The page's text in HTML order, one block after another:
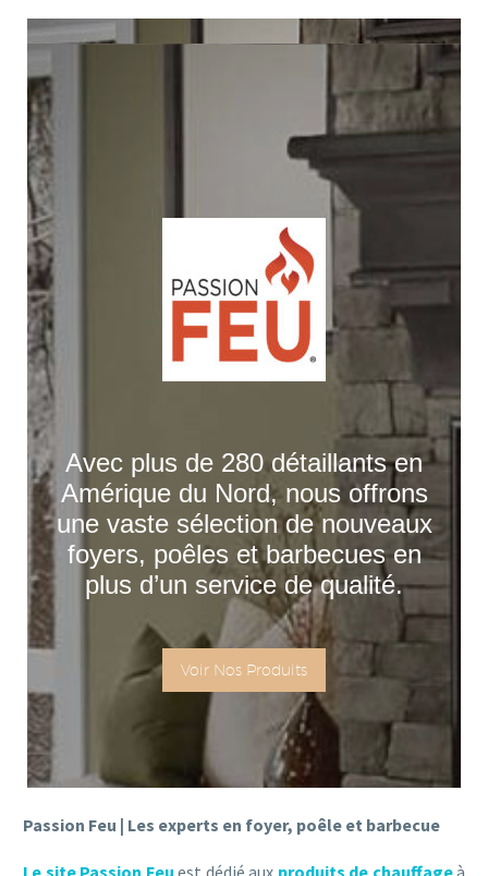
Avec plus de 280 détaillants en
Amérique du Nord, nous offrons
une vaste sélection de nouveaux
foyers, poêles et barbecues en
plus d’un service de qualité.
Voir Nos Produits
Passion Feu | Les experts en foyer, poêle et barbecue
Le site Passion Feu est dédié aux produits de chauffageà